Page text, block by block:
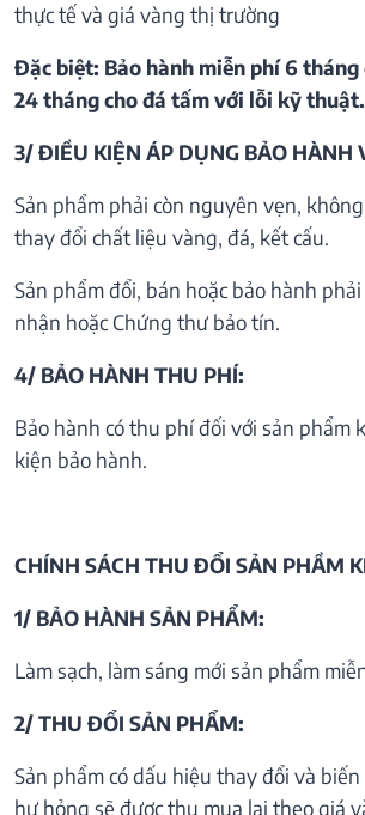
thực tế và giá vàng thị trường
Đặc biệt: Bảo hành miễn phí 6
24 tháng cho đá tấm với lỗi kỹ thuật.
3/ ĐIỀU KIỆN ÁP DỤNG BẢO HÀNH
Sản phẩm phải còn nguyên vẹn,
thay đổi chất liệu vàng, đá, kết cấu.
Sản phẩm đổi, bán hoặc bảo hành
nhận hoặc Chứng thư bảo tín.
4/ BẢO HÀNH THU PHÍ:
Bảo hành có thu phí đối với sản phẩm
kiện bảo hành.
CHÍNH SÁCH THU ĐỔI SẢN PHẦM
1/ BẢO HÀNH SẢN PHẨM:
Làm sạch, làm sáng mới sản phẩm
2/ THU ĐỔI SẢN PHẨM:
Sản phẩm có dấu hiệu thay đổi và
hư hỏng sẽ được thu mua lại theo giá